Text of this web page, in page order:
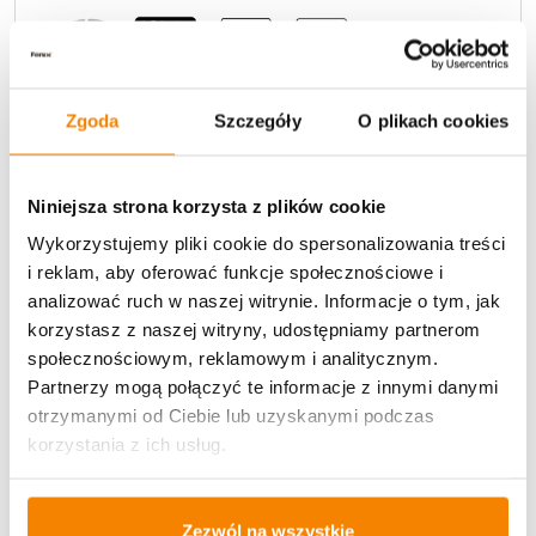
Zgoda Szczegóły O plikach cookies
Niniejsza strona korzysta z plików cookie
Wykorzystujemy pliki cookie do spersonalizowania treści
i reklam, aby oferować funkcje społecznościowe i
analizować ruch w naszej witrynie. Informacje o tym, jak
korzystasz z naszej witryny, udostępniamy partnerom
społecznościowym, reklamowym i analitycznym.
Partnerzy mogą połączyć te informacje z innymi danymi
otrzymanymi od Ciebie lub uzyskanymi podczas
korzystania z ich usług.
Zezwól na wszystkie
hurtowniiPrzejdź do hurtowni B2B
Opis produktu
Specyfikacja
Opinie klientów